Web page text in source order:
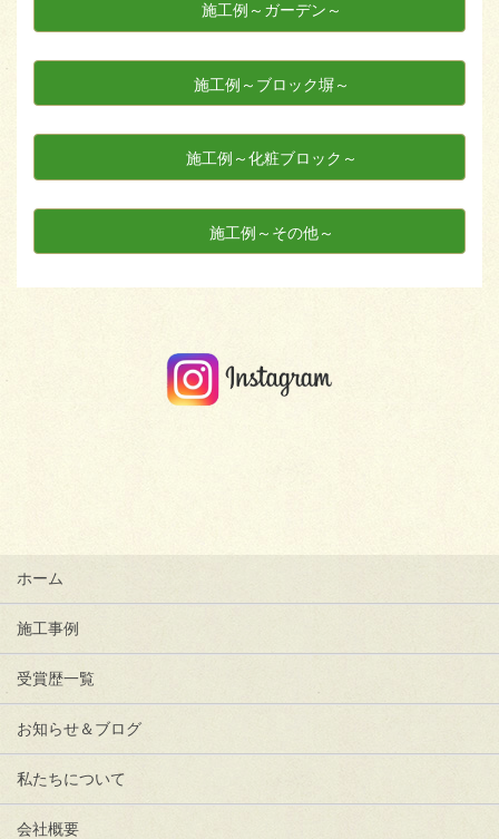
施工例～ガーデン～
施工例～ブロック塀～
施工例～化粧ブロック～
施工例～その他～
ホーム
施工事例
受賞歴一覧
お知らせ＆ブログ
私たちについて
会社概要